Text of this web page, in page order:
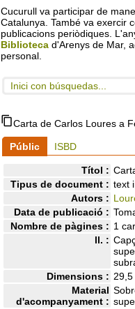
Cucurull va participar de
Catalunya. També va exercir
publicacions periòdiques.
Biblioteca d'Arenys de Mar,
personal.
Inici con búsquedas...
Carta de Carlos Loures a
Públic ISBD
Títol :
Tipus de document : text
Autors :
Data de publicació :
Nombre de pàgines : 1
ll. :
Dimensions : 29,5
Material
d'acompanyament :